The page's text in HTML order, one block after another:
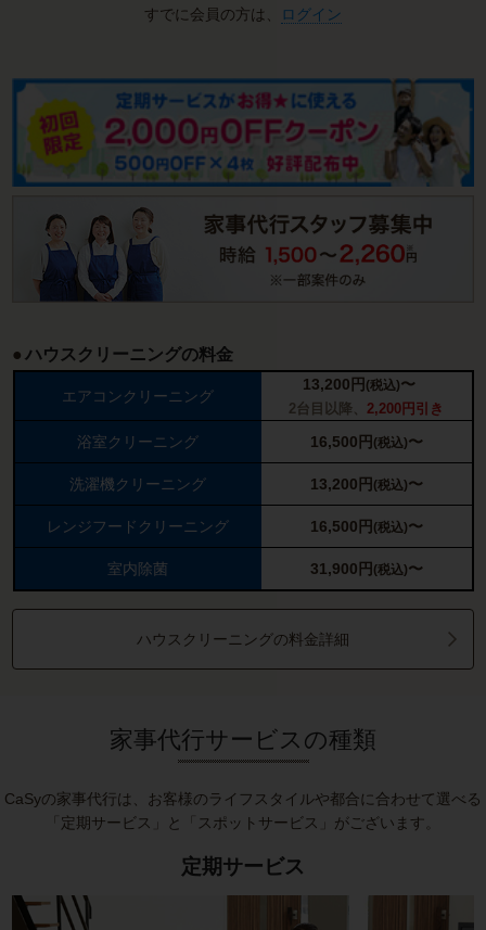
すでに会員の方は、 ログイン
ハウスクリーニングの料金
エアコンクリーニング
13,200 円 (税込)〜
2台目以降、 2,200円引き
浴室クリーニング 16,500 円 (税込)〜
洗濯機クリーニング 13,200 円 (税込)〜
レンジフードクリーニング 16,500 円 (税込)〜
室内除菌 31,900 円 (税込)〜
ハウスクリーニングの料金詳細
家事代行サービスの種類
CaSyの家事代行は、お客様のライフスタイルや都合に合わせて選べる
「定期サービス」と「スポットサービス」がございます。
定期サービス